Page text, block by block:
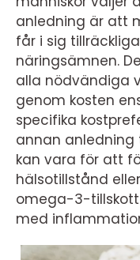
anledning är att
får i sig
näringsämnen.
alla nödvändiga
genom kosten
specifika
annan
kan vara för att
hälsotillstånd
omega-3-tillskott
med